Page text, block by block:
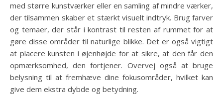
med større kunstværker eller en samling af mindre værker,
der tilsammen skaber et stærkt visuelt indtryk. Brug farver
og temaer, der står i kontrast til resten af rummet for at
gøre disse områder til naturlige blikke. Det er også vigtigt
at placere kunsten i øjenhøjde for at sikre, at den får den
opmærksomhed, den fortjener. Overvej også at bruge
belysning til at fremhæve dine fokusområder, hvilket kan
give dem ekstra dybde og betydning.